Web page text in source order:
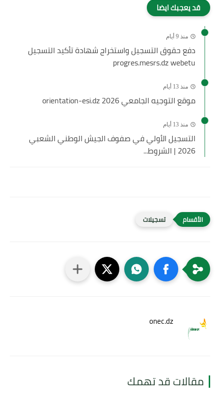
قد يعجبك ايضا
منذ 9 أيام
دفع حقوق التسجيل واستخراج شهادة تأكيد التسجيل
progres.mesrs.dz webetu
منذ 13 أيام
موقع التوجيه الجامعي 2026 orientation-esi.dz
منذ 13 أيام
التسجيل الأولي في صفوف الجيش الوطني الشعبي
2026 | الشروط...
تسجيلات
onec.dz
مقالات قد تهمك